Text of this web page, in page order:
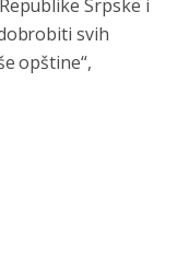
Srpske i
svih
opštine“,
se tiče
pare a vi se
Лупаш ко к у